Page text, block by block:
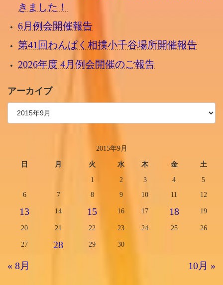
きました！
6月例会開催報告
第41回わんぱく相撲小千谷場所開催報告
2026年度 4月例会開催のご報告
アーカイブ
2015年9月
日 月 火 水 木 金 土
1 2 3 4
5
6
7 8 9 10 11 12
13 14 15 16 17 18 19
20 21 22 23 24 25 26
27 28 29 30
« 8月 10月 »